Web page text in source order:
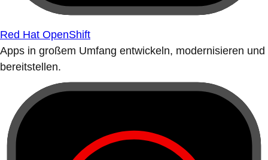
Red Hat OpenShift
Apps in großem Umfang entwickeln, modernisieren und
bereitstellen.